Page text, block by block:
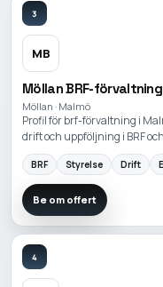
3
MB
Möllan BRF-
Möllan · Malmö
Profil för brf-förvaltning i
drift och uppföljning i BRF
BRF Styrelse Drift
Be om offert
4